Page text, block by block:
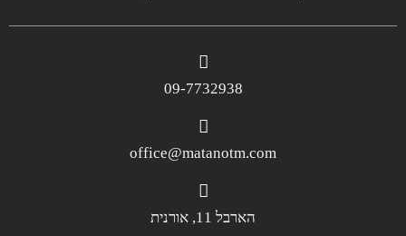
09-7732938
office@matanotm.com
הארבל 11, אורנית